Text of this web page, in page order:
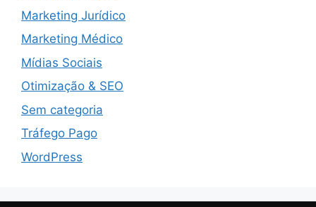
Marketing Jurídico
Marketing Médico
Mídias Sociais
Otimização & SEO
Sem categoria
Tráfego Pago
WordPress